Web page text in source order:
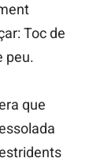
Toc de
peu.
que